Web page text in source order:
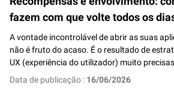
fazem com que volte todos os
A vontade incontrolável de abrir as suas
não é fruto do acaso. É o resultado de
UX (experiência do utilizador) muito
Data de publicação : 16/06/2026